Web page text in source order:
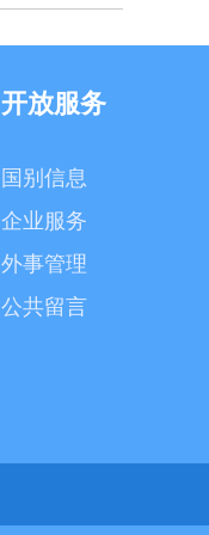
开放服务
国别信息
企业服务
外事管理
公共留言